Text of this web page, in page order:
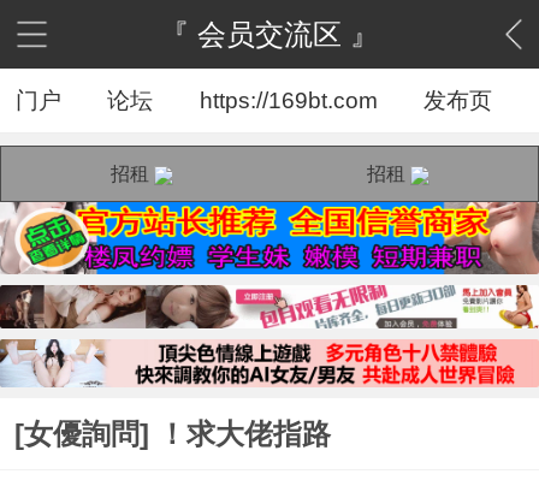
『 会员交流区 』
门户 论坛 https://169bt.com 发布页
招租 招租
[女優詢問] ！求大佬指路